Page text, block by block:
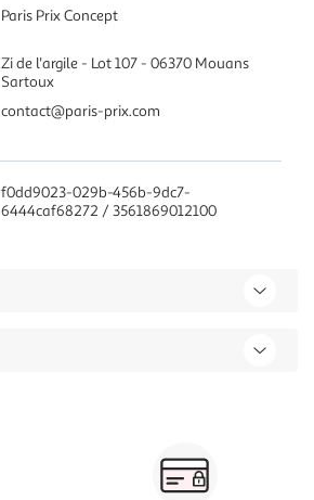
Paris Prix Concept
Zi de l'argile - Lot 107 - 06370 Mouans
Sartoux
contact@paris-prix.com
f0dd9023-029b-456b-9dc7-
6444caf68272 / 3561869012100